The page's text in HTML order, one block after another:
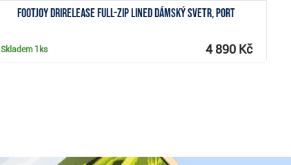
FootJoy drirelease Full-Zip Lined dámský svetr, port
Skladem 1ks 4 890 Kč